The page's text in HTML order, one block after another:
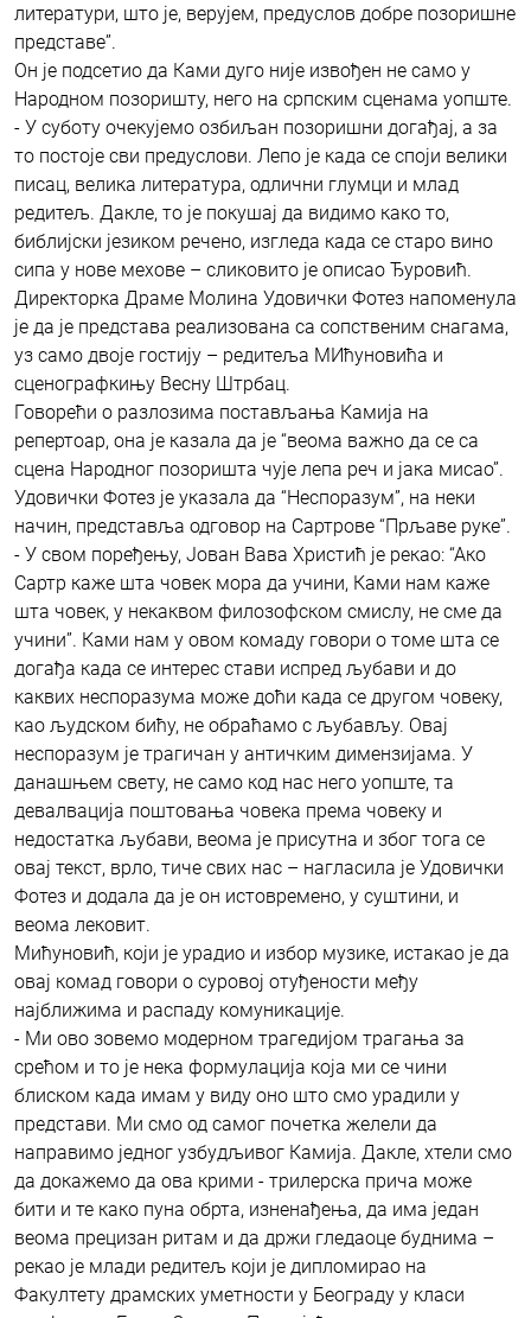
литератури, што је, верујем, предуслов добре позоришне
представе”.
Он је подсетио да Ками дуго није извођен не само у
Народном позоришту, него на српским сценама уопште.
- У суботу очекујемо озбиљан позоришни догађај, а за
то постоје сви предуслови. Лепо је када се споји велики
писац, велика литература, одлични глумци и млад
редитељ. Дакле, то је покушај да видимо како то,
библијски језиком речено, изгледа када се старо вино
сипа у нове мехове – сликовито је описао Ђуровић.
Директорка Драме Молина Удовички Фотез напоменула
је да је представа реализована са сопственим снагама,
уз само двоје гостију – редитеља МИћуновића и
сценографкињу Весну Штрбац.
Говорећи о разлозима постављања Камија на
репертоар, она је казала да је “веома важно да се са
сцена Народног позоришта чује лепа реч и јака мисао”.
Удовички Фотез је указала да “Неспоразум”, на неки
начин, представља одговор на Сартрове “Прљаве руке”.
- У свом поређењу, Јован Вава Христић је рекао: “Ако
Сартр каже шта човек мора да учини, Ками нам каже
шта човек, у некаквом филозофском смислу, не сме да
учини”. Ками нам у овом комаду говори о томе шта се
догађа када се интерес стави испред љубави и до
каквих неспоразума може доћи када се другом човеку,
као људском бићу, не обраћамо с љубављу. Овај
неспоразум је трагичан у античким димензијама. У
данашњем свету, не само код нас него уопште, та
девалвација поштовања човека према човеку и
недостатка љубави, веома је присутна и због тога се
овај текст, врло, тиче свих нас – нагласила је Удовички
Фотез и додала да је он истовремено, у суштини, и
веома лековит.
Мићуновић, који је урадио и избор музике, истакао је да
овај комад говори о суровој отуђености међу
најближима и распаду комуникације.
- Ми ово зовемо модерном трагедијом трагања за
срећом и то је нека формулација која ми се чини
блиском када имам у виду оно што смо урадили у
представи. Ми смо од самог почетка желели да
направимо једног узбудљивог Камија. Дакле, хтели смо
да докажемо да ова крими - трилерска прича може
бити и те како пуна обрта, изненађења, да има један
веома прецизан ритам и да држи гледаоце буднима –
рекао је млади редитељ који је дипломирао на
Факултету драмских уметности у Београду у класи